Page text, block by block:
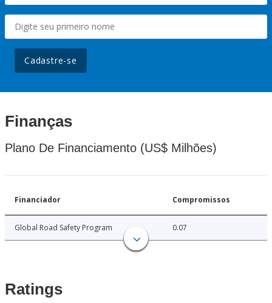
Cadastre-se
Finanças
Plano De Financiamento (US$ Milhões)
Financiador Compromissos
Global Road Safety Program 0.07
Ratings